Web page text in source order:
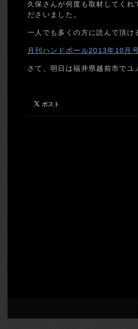
久保さんが何度も取材してく
ださいました。
一人でも多くの方に読んで頂
月刊ハンドボール2013年10月
さて、明日は福井県越前市で